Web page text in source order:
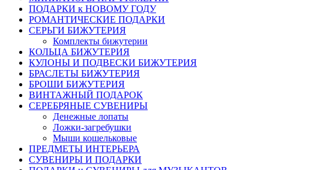
ПОДАРКИ к НОВОМУ ГОДУ
РОМАНТИЧЕСКИЕ ПОДАРКИ
СЕРЬГИ БИЖУТЕРИЯ
Комплекты бижутерии
КОЛЬЦА БИЖУТЕРИЯ
КУЛОНЫ И ПОДВЕСКИ БИЖУТЕРИЯ
БРАСЛЕТЫ БИЖУТЕРИЯ
БРОШИ БИЖУТЕРИЯ
ВИНТАЖНЫЙ ПОДАРОК
СЕРЕБРЯНЫЕ СУВЕНИРЫ
Денежные лопаты
Ложки-загребушки
Мыши кошельковые
ПРЕДМЕТЫ ИНТЕРЬЕРА
СУВЕНИРЫ И ПОДАРКИ